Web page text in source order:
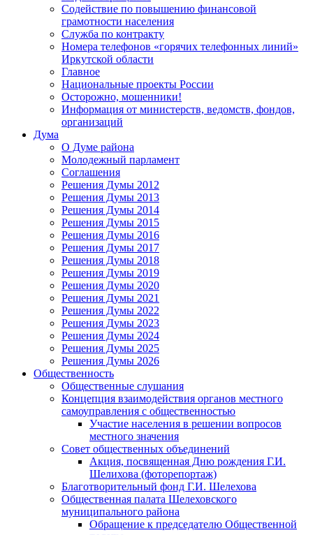
Содействие по повышению финансовой
грамотности населения
Служба по контракту
Номера телефонов «горячих телефонных линий»
Иркутской области
Главное
Национальные проекты России
Осторожно, мошенники!
Информация от министерств, ведомств, фондов,
организаций
Дума
О Думе района
Молодежный парламент
Соглашения
Решения Думы 2012
Решения Думы 2013
Решения Думы 2014
Решения Думы 2015
Решения Думы 2016
Решения Думы 2017
Решения Думы 2018
Решения Думы 2019
Решения Думы 2020
Решения Думы 2021
Решения Думы 2022
Решения Думы 2023
Решения Думы 2024
Решения Думы 2025
Решения Думы 2026
Общественность
Общественные слушания
Концепция взаимодействия органов местного
самоуправления с общественностью
Участие населения в решении вопросов
местного значения
Совет общественных объединений
Акция, посвященная Дню рождения Г.И.
Шелихова (фоторепортаж)
Благотворительный фонд Г.И. Шелехова
Общественная палата Шелеховского
муниципального района
Обращение к председателю Общественной